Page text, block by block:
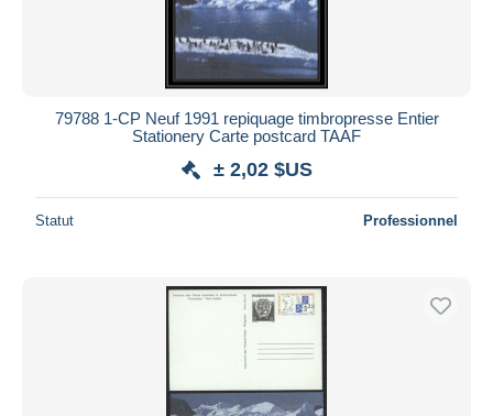
79788 1-CP Neuf 1991 repiquage timbropresse Entier
Stationery Carte postcard TAAF
± 2,02 $US
Statut Professionnel